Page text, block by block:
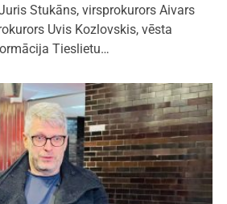
Stukāns, virsprokurors Aivars
Uvis Kozlovskis, vēsta
Tieslietu…